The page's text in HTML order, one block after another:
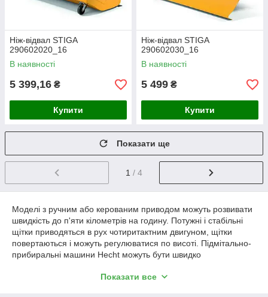
Ніж-відвал STIGA
290602020_16
В наявності
5 399,16 ₴
Купити
Ніж-відвал STIGA
290602030_16
В наявності
5 499 ₴
Купити
Показати ще
1 / 4
Моделі з ручним або керованим приводом можуть розвивати
швидкість до п'яти кілометрів на годину. Потужні і стабільні
щітки приводяться в рух чотиритактним двигуном, щітки
повертаються і можуть регулюватися по висоті. Підмітально-
прибиральні машини Hecht можуть бути швидко
підходять для зимового прибирання.
Показати все